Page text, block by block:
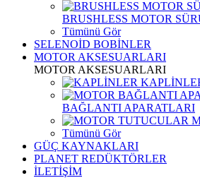
BRUSHLESS MOTOR
Tümünü Gör
SELENOİD BOBİNLER
MOTOR AKSESUARLARI
MOTOR AKSESUARLARI
BAĞLANTI APARATLARI
Tümünü Gör
GÜÇ KAYNAKLARI
PLANET REDÜKTÖRLER
İLETİŞİM